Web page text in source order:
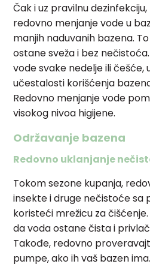
Čak i uz pravilnu
redovno menjanje vode u
manjih naduvanih bazena.
ostane sveža i bez
vode svake nedelje ili češće,
učestalosti korišćenja
Redovno menjanje vode
visokog nivoa higijene.
Održavanje bazena
Redovno uklanjanje
Tokom sezone kupanja,
insekte i druge nečistoće sa
koristeći mrežicu za
da voda ostane čista i
Takođe, redovno
pumpe, ako ih vaš bazen